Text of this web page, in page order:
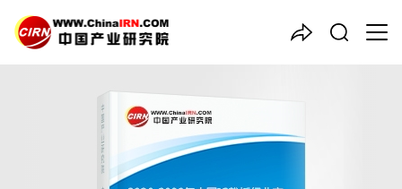
中国产业咨询领导者
2026-2030年中国
业市场现状趋势与投资战略咨
询预测报告
品质保障，一年免费更新维护